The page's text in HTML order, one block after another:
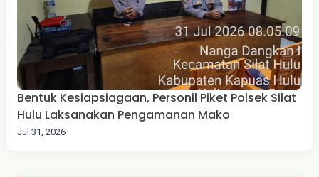
Bentuk Kesiapsiagaan, Personil Piket Polsek Silat
Hulu Laksanakan Pengamanan Mako
Jul 31, 2026